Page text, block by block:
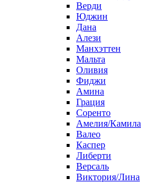
Верди
Юджин
Дана
Алези
Манхэттен
Мальта
Оливия
Фиджи
Амина
Грация
Соренто
Амелия/Камила
Валео
Каспер
Либерти
Версаль
Виктория/Лина